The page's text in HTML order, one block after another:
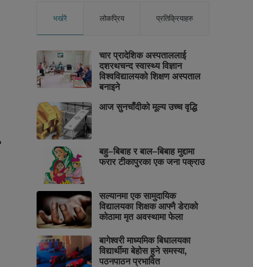
भर्खरै लोकप्रिय प्रतिक्रियाहरु
चार प्रादेशिक अस्पताललाई
दशरथचन्द स्वास्थ्य विज्ञान
विश्वविद्यालयको शिक्षण अस्पताल
बनाइने
आज सुनचाँदीको मूल्य उच्च वृद्धि
बहु–बिबाह र बाल–बिबाह मुद्दामा
फरार टीकापुरका एक जना पक्राउ
सल्यानमा एक सामुदायिक
विद्यालयका शिक्षक आफ्नै डेराको
कोठामा मृत अवस्थामा फेला
बागेश्वरी माध्यमिक बिधालयका
विद्यार्थीमा बेहोस हुने समस्या,
पठनपाठन प्रभावित